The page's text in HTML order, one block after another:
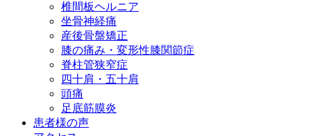
椎間板ヘルニア
坐骨神経痛
産後骨盤矯正
膝の痛み・変形性膝関節症
脊柱管狭窄症
四十肩・五十肩
頭痛
足底筋膜炎
患者様の声